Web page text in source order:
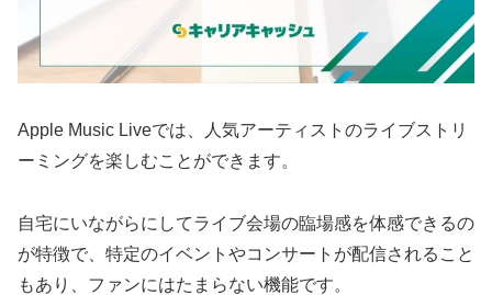
Apple Music Liveでは、人気アーティストのライブストリ
ーミングを楽しむことができます。
自宅にいながらにしてライブ会場の臨場感を体感できるの
が特徴で、特定のイベントやコンサートが配信されること
もあり、ファンにはたまらない機能です。